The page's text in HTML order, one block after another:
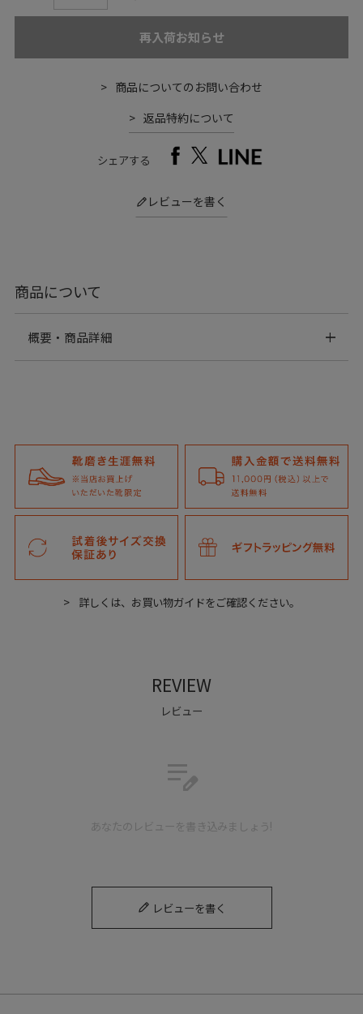
再入荷お知らせ
商品についてのお問い合わせ
返品特約について
シェアする
レビューを書く
商品について
概要・商品詳細
天然ゴムと、合成ゴムの2種類の靴用消しゴムのセット。
シューズシャンプー やブラシでは落としきれない、強い付着
詳しくは、お買い物ガイドをご確認ください。
REVIEW
レビュー
edit_note
あなたのレビューを書き込みましょう!
レビューを書く